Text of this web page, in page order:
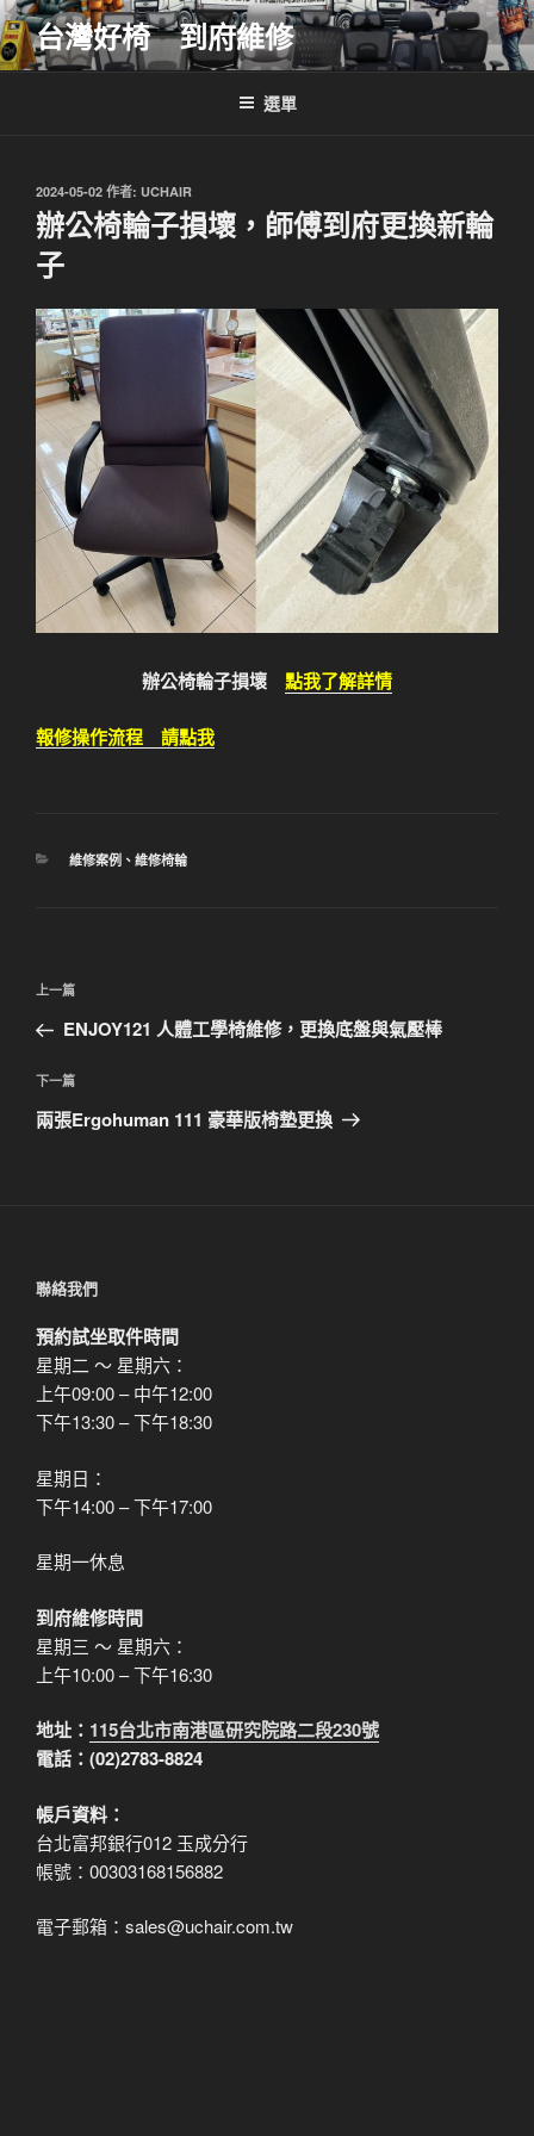
跳
至
主
台灣好椅 到府維修
選單
發
佈
於
2024-05-02 作者: UCHAIR
辦公椅輪子損壞，師傅到府更換新輪
子
辦公椅輪子損壞 點我了解詳情
報修操作流程 請點我
分
維修案例 、 維修椅輪
文
導
覽
上
一
文
章
上一篇
ENJOY121 人體工學椅維修，更換底盤與氣壓棒
下
一
下一篇
兩張Ergohuman 111 豪華版椅墊更換
聯絡我們
預約試坐取件時間
星期二 ～ 星期六：
上午09:00 – 中午12:00
下午13:30 – 下午18:30
星期日：
下午14:00 – 下午17:00
星期一休息
到府維修時間
星期三 ～ 星期六：
上午10:00 – 下午16:30
地址： 115台北市南港區研究院路二段230號
電話：(02)2783-8824
帳戶資料：
台北富邦銀行012 玉成分行
帳號：00303168156882
電子郵箱：sales@uchair.com.tw